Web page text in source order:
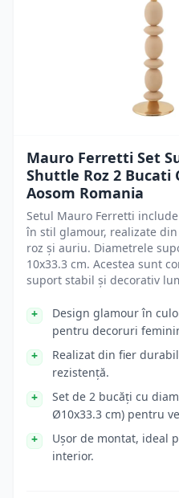
Mauro Ferretti Set
Shuttle Roz 2 Bucati
Aosom Romania
Setul Mauro Ferretti
în stil glamour, realizate
roz și auriu. Diametrele
10x33.3 cm. Acestea sunt
suport stabil și decorativ
Design glamour în
pentru decoruri
Realizat din fier
rezistență.
Set de 2 bucăți cu
Ø10x33.3 cm) pentru
Ușor de montat, ideal
interior.